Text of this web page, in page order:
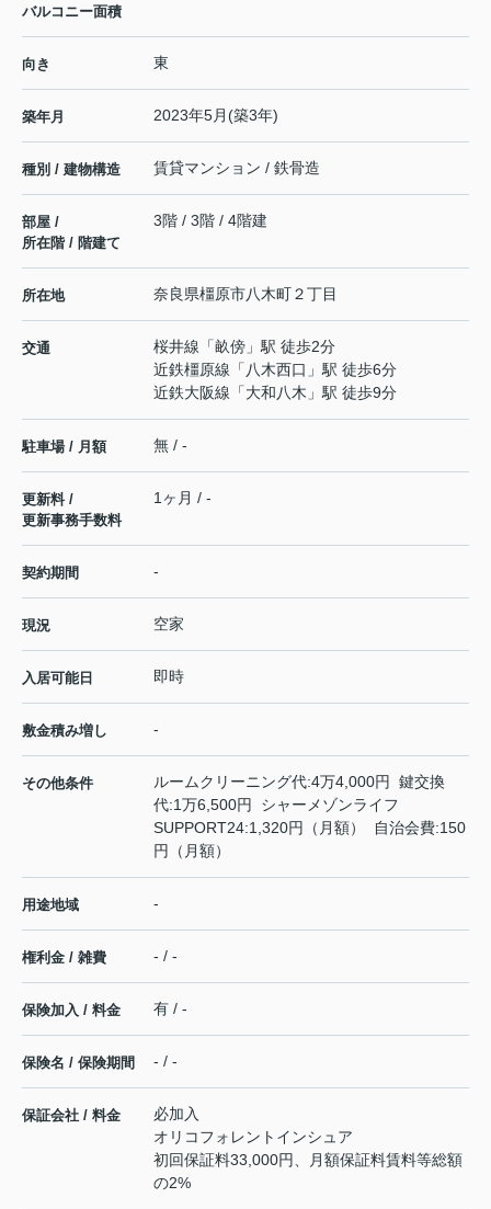
バルコニー面積
向き 東
築年月 2023年5月(築3年)
種別 / 建物構造 賃貸マンション / 鉄骨造
部屋 /
所在階 / 階建て
3階 / 3階 / 4階建
所在地 奈良県橿原市八木町２丁目
交通 桜井線 「畝傍 」駅 徒歩2分
近鉄橿原線 「 八木西口 」駅 徒歩6分
近鉄大阪線 「大和八木 」駅 徒歩9分
駐車場 / 月額 無 / -
更新料 /
更新事務手数料
1ヶ月 / -
契約期間 -
現況 空家
入居可能日 即時
敷金積み増し -
その他条件
ルームクリーニング代:4万4,000円 鍵交換
代:1万6,500円 シャーメゾンライフ
SUPPORT24:1,320円（月額） 自治会費:150
円（月額）
用途地域 -
権利金 / 雑費 - / -
保険加入 / 料金 有 / -
保険名 / 保険期間 - / -
保証会社 / 料金
必加入
オリコフォレントインシュア
初回保証料33,000円、月額保証料賃料等総額
の2%